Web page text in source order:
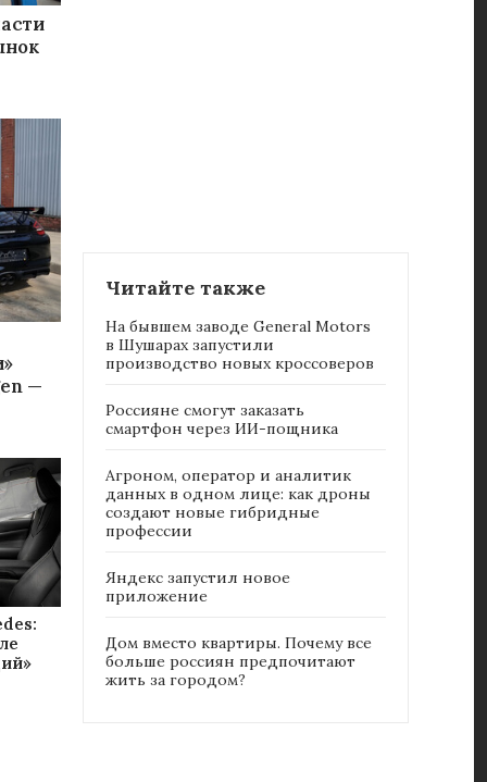
—
Читайте также
На бывшем заводе General Motors
в Шушарах запустили
производство новых кроссоверов
Россияне cмогут заказать
смартфон через ИИ-пощника
Агроном, оператор и аналитик
данных в одном лице: как дроны
создают новые гибридные
профессии
Яндекс запустил новое
приложение
Дом вместо квартиры. Почему все
больше россиян предпочитают
жить за городом?